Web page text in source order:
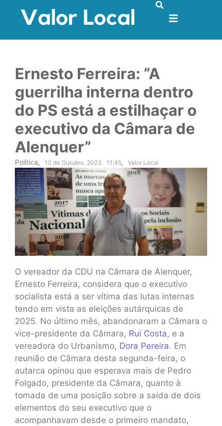
Ernesto Ferreira: “A
guerrilha interna dentro
do PS está a estilhaçar o
executivo da Câmara de
Alenquer”
Política, 10 de Outubro, 2023 11:45, Valor Local
O vereador da CDU na Câmara de Alenquer,
Ernesto Ferreira, considera que o executivo
socialista está a ser vítima das lutas internas
tendo em vista as eleições autárquicas de
2025. No último mês, abandonaram a Câmara o
vice-presidente da Câmara, Rui Costa, e a
vereadora do Urbanismo, Dora Pereira. Em
reunião de Câmara desta segunda-feira, o
autarca opinou que esperava mais de Pedro
Folgado, presidente da Câmara, quanto à
tomada de uma posição sobre a saída de dois
elementos do seu executivo que o
acompanhavam desde o primeiro mandato,